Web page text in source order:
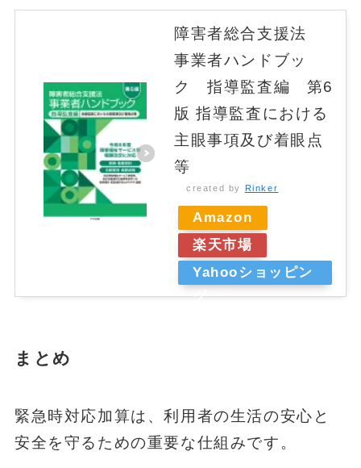
障害者総合支援法
事業者ハンドブッ
ク 指導監査編 第6
版 指導監査における
主眼事項及び着眼点
等
created by Rinker
Amazon
楽天市場
Yahooショッピン
グ
まとめ
緊急時対応加算は、利用者の生活の安心と
安全を守るための重要な仕組みです。